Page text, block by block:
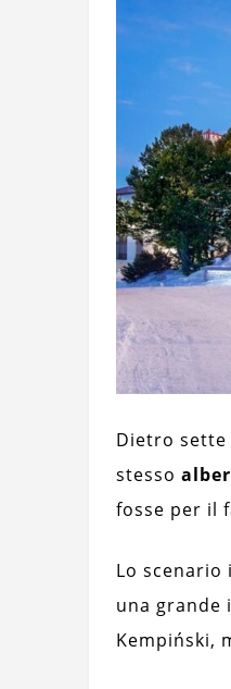
Dietro sette
stesso
fosse per il
Lo
una grande
Kempiński,